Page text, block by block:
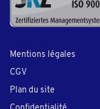
Mentions légales
CGV
Plan du site